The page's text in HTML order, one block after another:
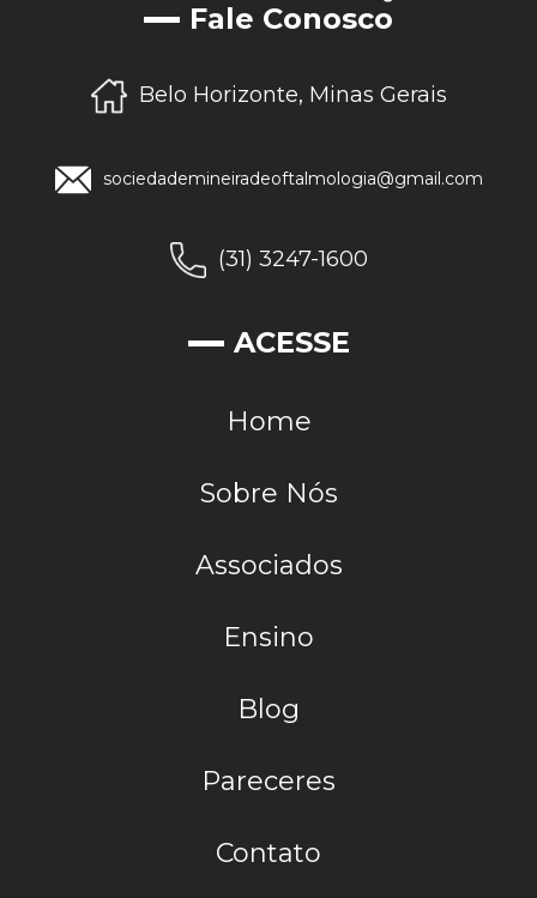
Fale Conosco
Belo Horizonte, Minas Gerais
sociedademineiradeoftalmologia@gmail.com
(31) 3247-1600
ACESSE
Home
Sobre Nós
Associados
Ensino
Blog
Pareceres
Contato